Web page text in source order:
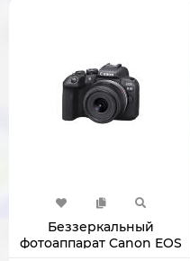
Беззеркальный
фотоаппарат Canon EOS